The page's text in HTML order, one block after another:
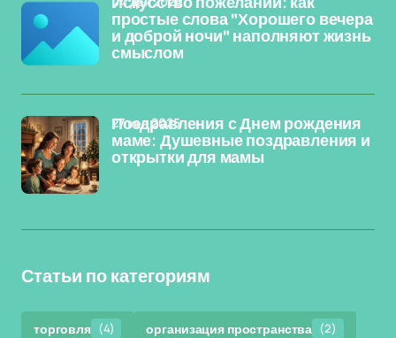
простые слова "Хорошего вечера
и доброй ночи" наполняют жизнь
смыслом
Поздравления с Днем рождения
маме: Душевные поздравления и
открытки для мамы
27 ноя 2025
Статьи по категориям
торговля (4) организация пространства (2)